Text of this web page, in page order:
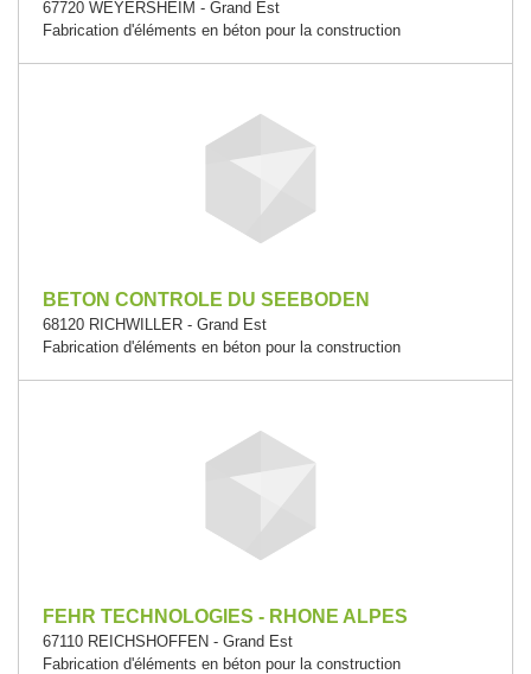
67720 WEYERSHEIM - Grand Est
Fabrication d'éléments en béton pour la construction
BETON CONTROLE DU SEEBODEN
68120 RICHWILLER - Grand Est
Fabrication d'éléments en béton pour la construction
FEHR TECHNOLOGIES - RHONE ALPES
67110 REICHSHOFFEN - Grand Est
Fabrication d'éléments en béton pour la construction